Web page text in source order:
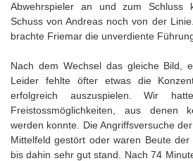
Abwehrspieler an und zum Schluss
Schuss von Andreas noch von der
brachte Friemar die unverdiente
Nach dem Wechsel das gleiche Bild,
Leider fehlte öfter etwas die
erfolgreich auszuspielen. Wir
Freistossmöglichkeiten, aus denen
werden konnte. Die Angriffsversuche
Mittelfeld gestört oder waren Beute der
bis dahin sehr gut stand. Nach 74